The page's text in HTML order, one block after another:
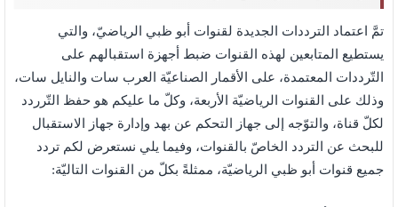
تمَّ اعتماد الترددات الجديدة لقنوات أبو ظبي الرياضيّ، والتي
يستطيع المتابعين لهذه القنوات ضبط أجهزة استقبالهم على
التّرددات المعتمدة، على الأقمار الصناعيّة العرب سات والنايل سات،
وذلك على القنوات الرياضيّة الأربعة، وكلّ ما عليكم هو حفظ التّرردد
لكلّ قناة، والتوّجه إلى جهاز التحكم عن بهد وإدارة جهاز الاستقبال
للبحث عن التردد الخاصّ بالقنوات، وفيما يلي نستعرض لكم تردد
جميع قنوات أبو ظبي الرياضيّة، ممثلةً بكلّ من القنوات التاليّة: